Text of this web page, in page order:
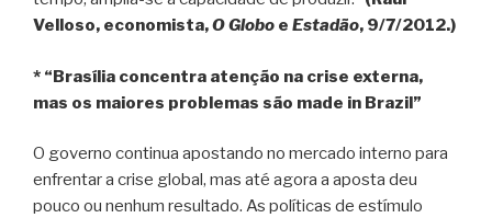
Velloso, economista,O Globo e Estadão, 9/7/2012.)
* “Brasília concentra atenção na crise externa,
mas os maiores problemas são made in Brazil”
O governo continua apostando no mercado interno para
enfrentar a crise global, mas até agora a aposta deu
pouco ou nenhum resultado. As políticas de estímulo